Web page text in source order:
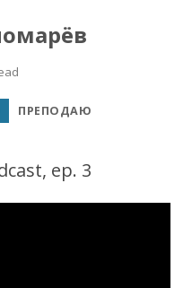
к содержимому
ПРЕПОДАЮ
ep. 3